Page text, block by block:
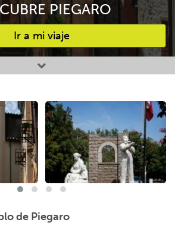
PIEGARO
Ir a mi viaje
de Piegaro